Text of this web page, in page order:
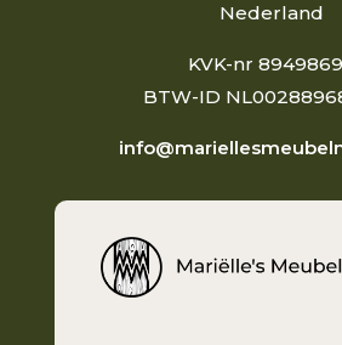
Nederland
KVK-nr
BTW-ID